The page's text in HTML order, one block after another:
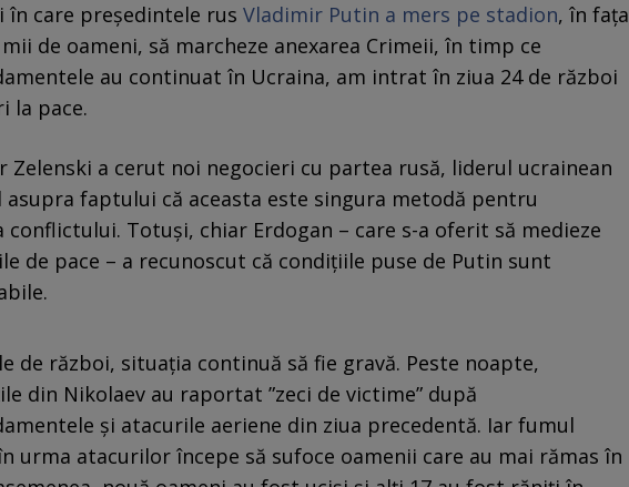
în care președintele rus Vladimir Putin a mers pe stadion, în fața
de oameni, să marcheze anexarea Crimeii, în timp ce
au continuat în Ucraina, am intrat în ziua 24 de război
la pace.
Zelenski a cerut noi negocieri cu partea rusă, liderul ucrainean
asupra faptului că aceasta este singura metodă pentru
conflictului. Totuși, chiar Erdogan – care s-a oferit să medieze
de pace – a recunoscut că condițiile puse de Putin sunt
de război, situația continuă să fie gravă. Peste noapte,
din Nikolaev au raportat ”zeci de victime” după
şi atacurile aeriene din ziua precedentă. Iar fumul
urma atacurilor începe să sufoce oamenii care au mai rămas în